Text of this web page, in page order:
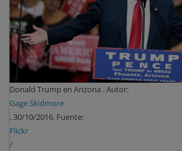
Donald Trump en Arizona . Autor:
Gage Skidmore
, 30/10/2016. Fuente:
Flickr
/